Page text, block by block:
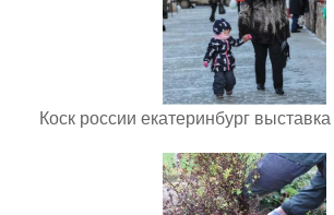
Коск россии екатеринбург